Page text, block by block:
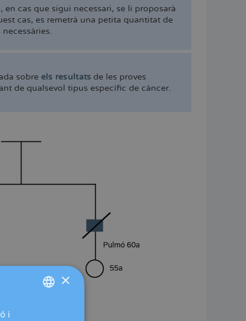
en cas que sigui necessari, se li proposarà
cas, es remetrà una petita quantitat de
sobre els resultats de les proves
de qualsevol tipus específic de càncer.
×
i